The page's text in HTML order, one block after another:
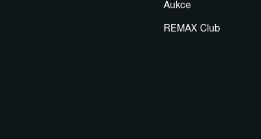
Aukce
REMAX Club